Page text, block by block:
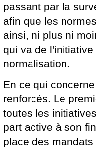
passant par la
afin que les
ainsi, ni plus ni
qui va de
normalisation.
En ce qui
renforcés. Le
toutes les
part active à son
place des